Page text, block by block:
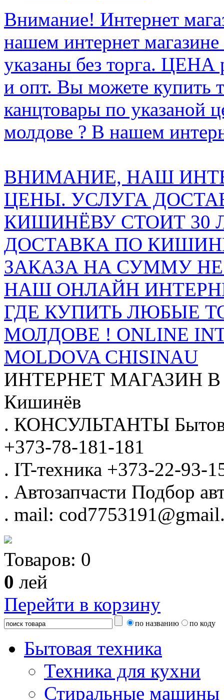
Внимание! Интернет
нашем интернет
указаны без торга.
и опт. Вы можете купить
канцтовары по указаной
молдове ? В нашем
ВНИМАНИЕ, НАШ
ЦЕНЫ. УСЛУГА
КИШИНЁВУ СТОИТ 30
ДОСТАВКА ПО
ЗАКАЗА НА СУММУ НЕ
НАШ ОНЛАЙН
ГДЕ КУПИТЬ ЛЮБЫЕ
МОЛДОВЕ ! ONLINE
MOLDOVA CHISINAU
ИНТЕРНЕТ МАГАЗИН
Кишинёв
. КОНСУЛЬТАНТЫ
+373-78-181-181
. IT-техника +373-22-93-
. Автозапчасти Подбор
. mail:
Товаров: 0
0 лей
Перейти в корзину
по названию по коду
Бытовая техника
Техника для кухни
Стиральные машины